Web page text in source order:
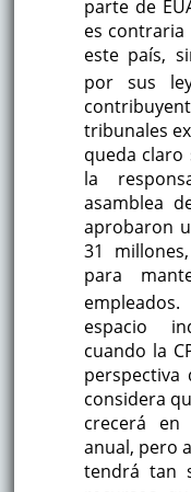
parte de
es contraria
este país,
por sus
tribunales
queda
la
asamblea
aprobaron
31
para
empleados.
espacio
cuando la
perspectiva
considera
crecerá
anual, pero
tendrá tan